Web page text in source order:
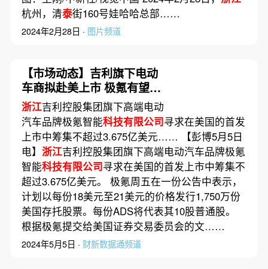
杭州，清泰街160号娃哈哈总部……
2024年2月28日 · 图片频道
【市场动态】吉利旗下电动
车商拟赴美上市 极氪有望成
就近三年中资企业最大纽约
IPO
浙江吉利控股集团旗下高端电动
汽车品牌极氪智能科技有限公司寻求在美国的首发
上市中筹集不超过3.675亿美元…… 【彭博5月5日
电】 浙江吉利控股集团旗下高端电动汽车品牌极氪
智能科技有限公司寻求在美国的首发上市中筹集不
超过3.675亿美元。 极氪周五在一份公告中表示，
计划以每份18美元至21美元的价格发行1,750万份
美国存托股票。每份ADS将代表其10股普通股。
根据极氪提交给美国证券交易委员会的文……
2024年5月5日 · 财新数据通频道